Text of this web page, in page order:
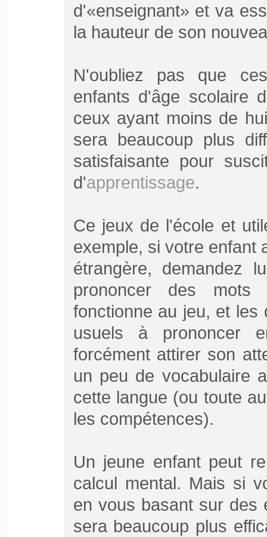
d'«enseignant» et va
la hauteur de son
N'oubliez pas que
enfants d'âge scolaire
ceux ayant moins de
sera beaucoup plus
satisfaisante pour
d'apprentissage.
Ce jeux de l'école et
exemple, si votre
étrangère, demandez
prononcer des mots
fonctionne au jeu, et les
usuels à prononcer
forcément attirer son
un peu de vocabulaire
cette langue (ou toute
les compétences).
Un jeune enfant peut
calcul mental. Mais si
en vous basant sur des
sera beaucoup plus